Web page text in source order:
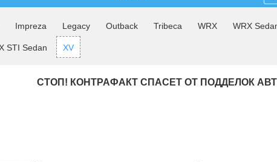
Impreza Legacy Outback Tribeca WRX WRX
STI Sedan XV
СТОП! КОНТРАФАКТ СПАСЕТ ОТ ПОДДЕЛОК